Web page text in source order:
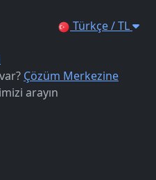
Türkçe / TL
Çözüm Merkezine
arayın